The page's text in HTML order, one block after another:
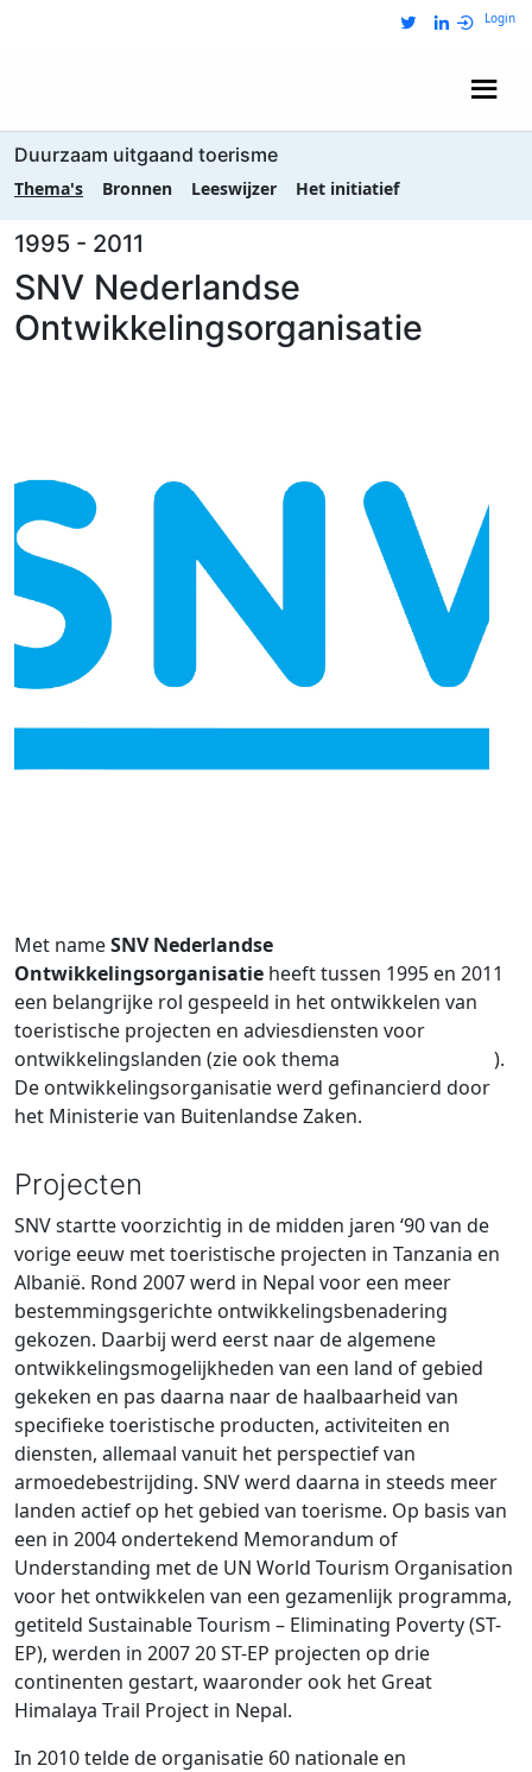
Login
Duurzaam uitgaand toerisme
Thema's Bronnen Leeswijzer Het initiatief
1995 - 2011
SNV Nederlandse
Ontwikkelingsorganisatie
Met nameSNV Nederlandse
Ontwikkelingsorganisatie heeft tussen 1995 en 2011
een belangrijke rol gespeeld in het ontwikkelen van
toeristische projecten en adviesdiensten voor
ontwikkelingslanden (zie ook thema
).
De ontwikkelingsorganisatie werd gefinancierd door
het Ministerie van Buitenlandse Zaken.
Projecten
SNV startte voorzichtig in de midden jaren ‘90 van de
vorige eeuw met toeristische projecten in Tanzania en
Albanië. Rond 2007 werd in Nepal voor een meer
bestemmingsgerichte ontwikkelingsbenadering
gekozen. Daarbij werd eerst naar de algemene
ontwikkelingsmogelijkheden van een land of gebied
gekeken en pas daarna naar de haalbaarheid van
specifieke toeristische producten, activiteiten en
diensten, allemaal vanuit het perspectief van
armoedebestrijding. SNV werd daarna in steeds meer
landen actief op het gebied van toerisme. Op basis van
een in 2004 ondertekend Memorandum of
Understanding met de UN World Tourism Organisation
voor het ontwikkelen van een gezamenlijk programma,
getiteld Sustainable Tourism – Eliminating Poverty (ST-
EP), werden in 2007 20 ST-EP projecten op drie
continenten gestart, waaronder ook het Great
Himalaya Trail Project in Nepal.
In 2010 telde de organisatie 60 nationale en